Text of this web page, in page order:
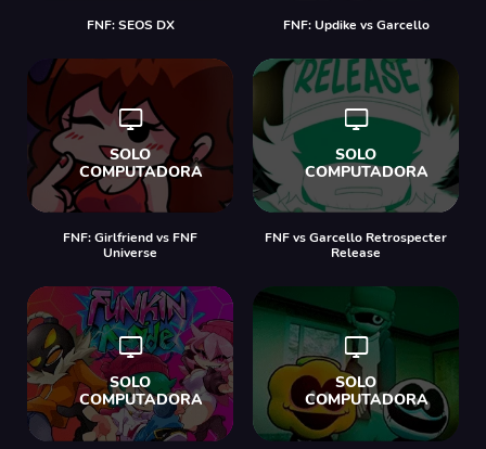
FNF: SEOS DX FNF: Updike vs Garcello
FNF: Girlfriend vs FNF
Universe
FNF vs Garcello Retrospecter
Release